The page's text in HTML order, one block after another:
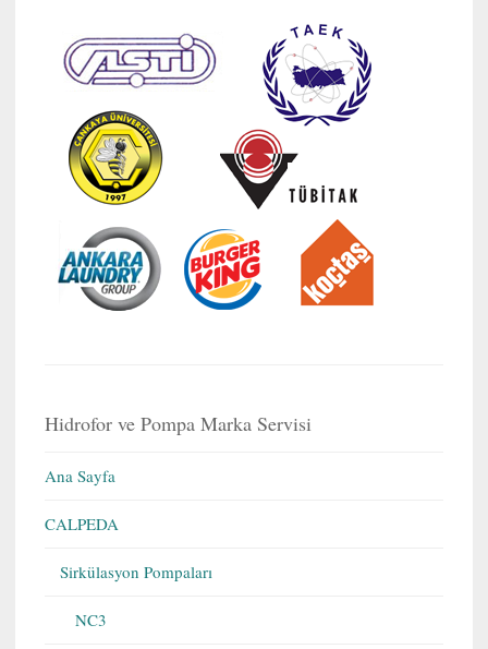
Hidrofor ve Pompa Marka Servisi
Ana Sayfa
CALPEDA
Sirkülasyon Pompaları
NC3